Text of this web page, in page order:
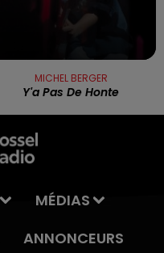
MICHEL BERGER
Y'a Pas De Honte
MÉDIAS
ANNONCEURS